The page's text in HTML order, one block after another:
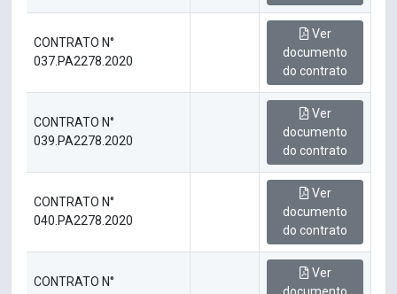
CONTRATO N°
037.PA2278.2020
Ver
documento
do contrato
CONTRATO N°
039.PA2278.2020
Ver
documento
do contrato
CONTRATO N°
040.PA2278.2020
Ver
documento
do contrato
CONTRATO N°
Ver